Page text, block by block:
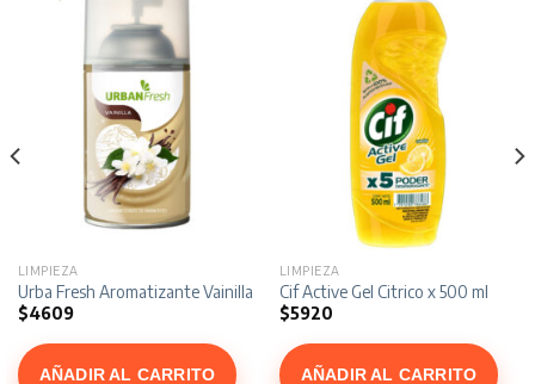
LIMPIEZA
Urba Fresh Aromatizante Vainilla x 270 ml
$4609
AÑADIR AL CARRITO
LIMPIEZA
Cif Active Gel Citrico x 500 ml
$5920
AÑADIR AL CARRITO